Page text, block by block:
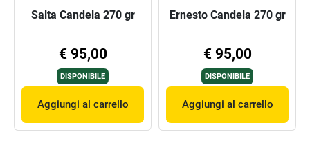
Salta Candela 270 gr
€ 95,00
DISPONIBILE
Aggiungi al carrello
Ernesto Candela 270 gr
€ 95,00
DISPONIBILE
Aggiungi al carrello